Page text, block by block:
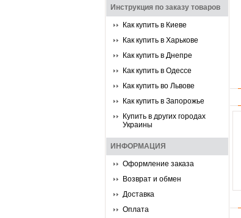
Инструкция по заказу товаров
Как купить в Киеве
Как купить в Харькове
Как купить в Днепре
Как купить в Одессе
Как купить во Львове
Как купить в Запорожье
Купить в других городах
Украины
ИНФОРМАЦИЯ
Оформление заказа
Возврат и обмен
Доставка
Оплата